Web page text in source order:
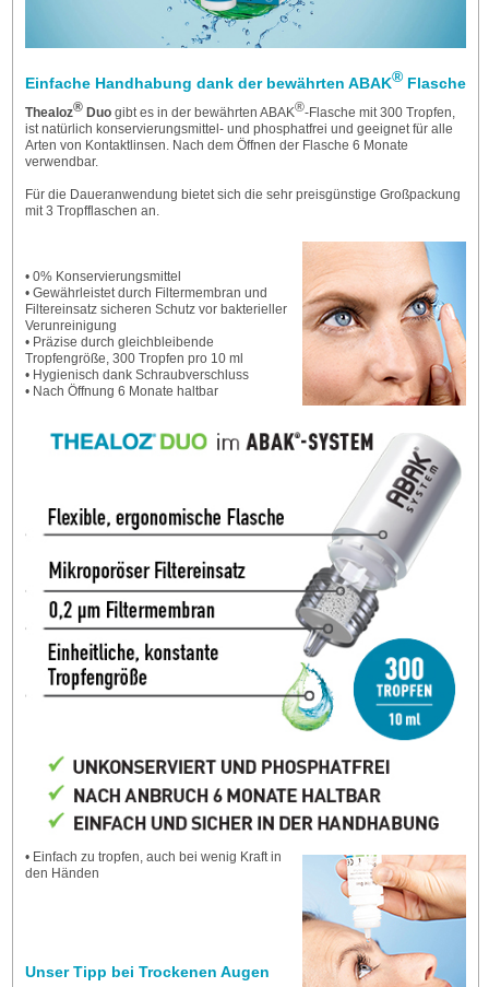
Einfache Handhabung dank der bewährten ABAK®Flasche
Thealoz®Duogibt es in der bewährten ABAK®-Flasche mit 300 Tropfen,
ist natürlich konservierungsmittel- und phosphatfrei und geeignet für alle
Arten von Kontaktlinsen. Nach dem Öffnen der Flasche 6 Monate
verwendbar.
Für die Daueranwendung bietet sich die sehr preisgünstige Großpackung
mit 3 Tropfflaschen an.
• 0% Konservierungsmittel
• Gewährleistet durch Filtermembran und
Filtereinsatz sicheren Schutz vor bakterieller
Verunreinigung
• Präzise durch gleichbleibende
Tropfengröße, 300 Tropfen pro 10 ml
• Hygienisch dank Schraubverschluss
• Nach Öffnung 6 Monate haltbar
• Einfach zu tropfen, auch bei wenig Kraft in
den Händen
Unser Tipp bei Trockenen Augen